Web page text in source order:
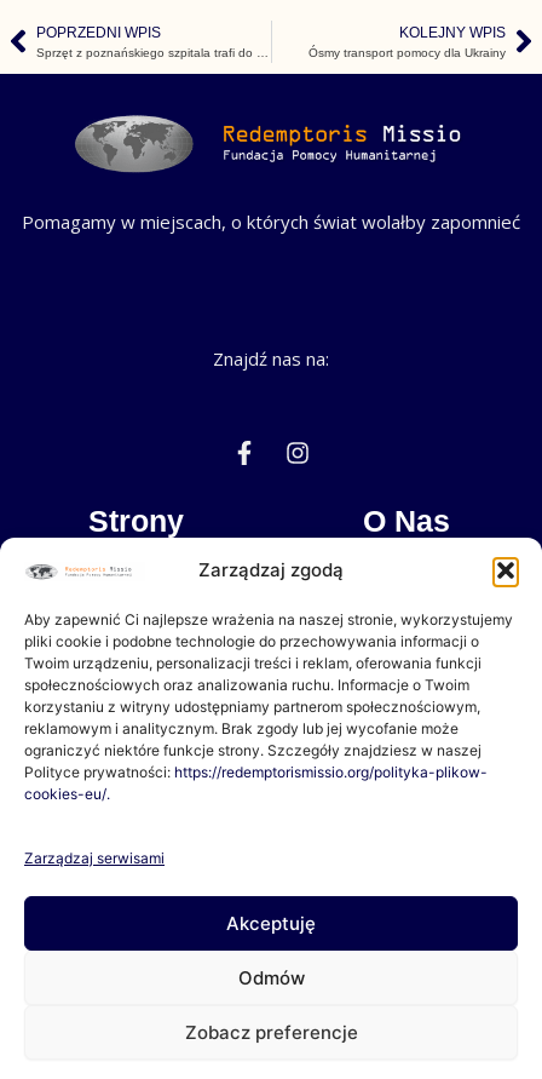
Zarządzaj zgodą
Aby zapewnić Ci najlepsze wrażenia na naszej stronie, wykorzystujemy
pliki cookie i podobne technologie do przechowywania informacji o
Twoim urządzeniu, personalizacji treści i reklam, oferowania funkcji
społecznościowych oraz analizowania ruchu. Informacje o Twoim
korzystaniu z witryny udostępniamy partnerom społecznościowym,
reklamowym i analitycznym. Brak zgody lub jej wycofanie może
ograniczyć niektóre funkcje strony. Szczegóły znajdziesz w naszej
Polityce prywatności: https://redemptorismissio.org/polityka-plikow-
cookies-eu/.
Zarządzaj serwisami
Akceptuję
Odmów
Zobacz preferencje
PrevPOPRZEDNI WPIS KOLEJNY WPIS
Ósmy transport pomocy dla Ukrainy
Pomagamy w miejscach, o których świat wolałby zapomnieć
Znajdź nas na:
F
a
b
o
o
k
-
f
I
n
a
g
r
a
m
Strony
Dokumenty
Wpłacam
Czasopismo “Oswoić Tropik”
O Nas
Partnerzy
O Nas
Jeśli chcesz pomagać razem z Nami lub masz pytania, napisz
ul. Junikowska 48, 60-163 Poznań